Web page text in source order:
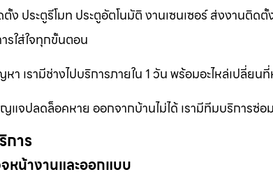
ง ประตูรีโมท ประตูอัตโนมัติ งานเซนเซอร์ ส่งงานติ
รใส่ใจทุกขั้นตอน
เรามีช่างไปบริการภายใน 1 วัน พร้อมอะไหล่เปลี่ยน
แจปลดล็อคหาย ออกจากบ้านไม่ได้ เรามีทีมบริการซ่อ
การ
หน้างานและออกแบบ